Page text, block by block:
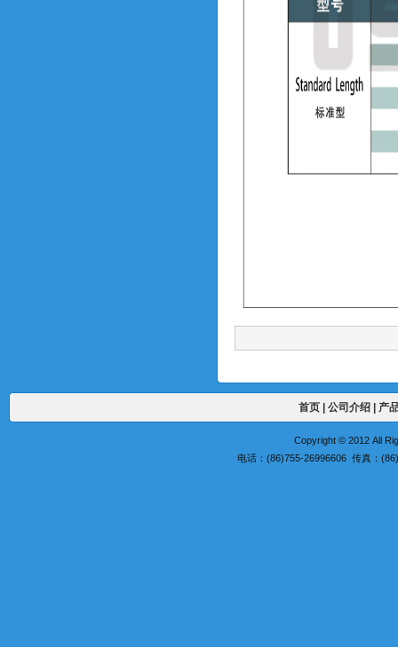
首页|公司介绍| 产
Copyright © 2012 All
电话：(86)755-26996606 传真：